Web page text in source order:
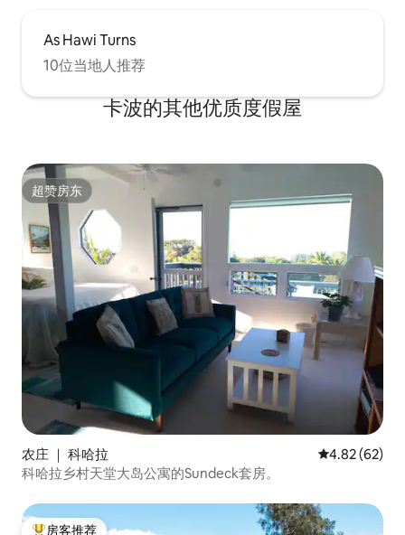
As Hawi Turns
10位当地人推荐
卡波的其他优质度假屋
超赞房东
超赞房东
农庄 ｜ 科哈拉 平均评分
4.82 (62)
科哈拉乡村天堂大岛公寓的Sundeck套房。
房客推荐